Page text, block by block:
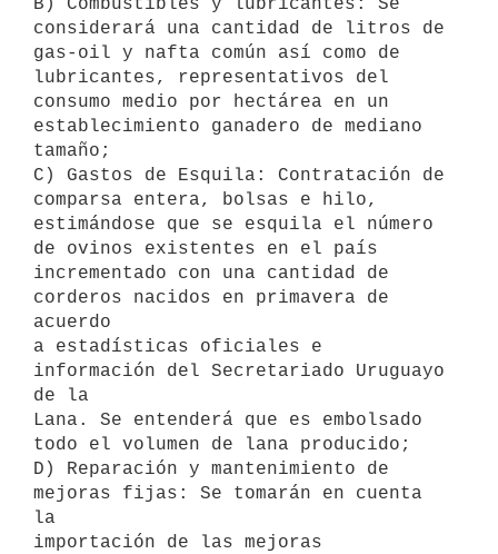
considerará una cantidad de litros de
gas-oil y nafta común así como de
lubricantes, representativos del
consumo medio por hectárea en un
establecimiento ganadero de mediano
tamaño;
C) Gastos de Esquila: Contratación de
comparsa entera, bolsas e hilo,
estimándose que se esquila el número
de ovinos existentes en el país
incrementado con una cantidad de
corderos nacidos en primavera de
acuerdo
a estadísticas oficiales e
información del Secretariado Uruguayo
de la
Lana. Se entenderá que es embolsado
todo el volumen de lana producido;
D) Reparación y mantenimiento de
mejoras fijas: Se tomarán en cuenta
la
importación de las mejoras